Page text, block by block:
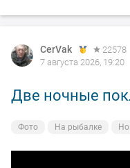
CerVak
22578
7 августа 2026, 19:20
Две ночные
Фото На рыбалке